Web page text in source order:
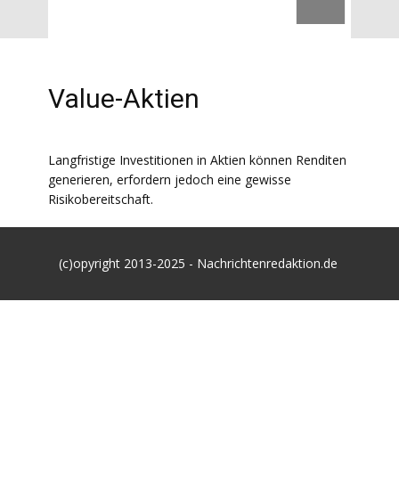
Value-Aktien
Langfristige Investitionen in Aktien können Renditen
generieren, erfordern jedoch eine gewisse
Risikobereitschaft.
(c)opyright 2013-2025 - Nachrichtenredaktion.de